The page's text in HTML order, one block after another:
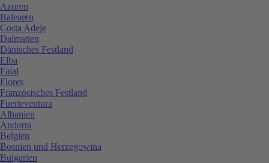
Azoren
Balearen
Costa Adeje
Dalmatien
Dänisches Festland
Elba
Faial
Flores
Französisches Festland
Fuerteventura
Albanien
Andorra
Belgien
Bosnien und Herzegowina
Bulgarien